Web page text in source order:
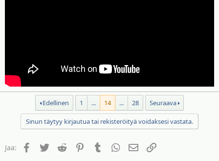
Edellinen 1 ... 14 ... 28 Seuraava
Sinun täytyy kirjautua tai rekisteröityä voidaksesi vastata.
Jaa: Facebook
TwitterReddit PinterestTumblrWhatsAppSähköposti
Linkki